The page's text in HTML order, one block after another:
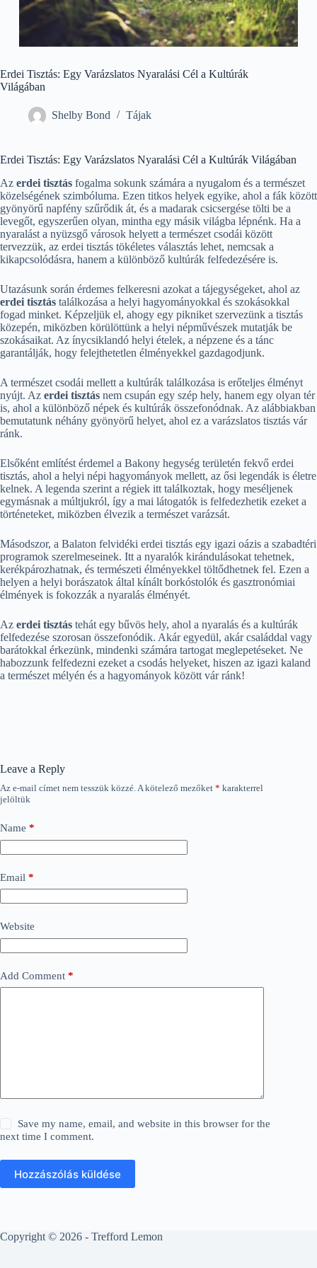
Erdei Tisztás: Egy Varázslatos Nyaralási Cél a Kultúrák
Világában
Shelby Bond Tájak
Erdei Tisztás: Egy Varázslatos Nyaralási Cél a Kultúrák Világában
Az erdei tisztás fogalma sokunk számára a nyugalom és a természet
közelségének szimbóluma. Ezen titkos helyek egyike, ahol a fák között
gyönyörű napfény szűrődik át, és a madarak csicsergése tölti be a
levegőt, egyszerűen olyan, mintha egy másik világba lépnénk. Ha a
nyaralást a nyüzsgő városok helyett a természet csodái között
tervezzük, az erdei tisztás tökéletes választás lehet, nemcsak a
kikapcsolódásra, hanem a különböző kultúrák felfedezésére is.
Utazásunk során érdemes felkeresni azokat a tájegységeket, ahol az
erdei tisztás találkozása a helyi hagyományokkal és szokásokkal
fogad minket. Képzeljük el, ahogy egy pikniket szervezünk a tisztás
közepén, miközben körülöttünk a helyi népművészek mutatják be
szokásaikat. Az ínycsiklandó helyi ételek, a népzene és a tánc
garantálják, hogy felejthetetlen élményekkel gazdagodjunk.
A természet csodái mellett a kultúrák találkozása is erőteljes élményt
nyújt. Az erdei tisztás nem csupán egy szép hely, hanem egy olyan tér
is, ahol a különböző népek és kultúrák összefonódnak. Az alábbiakban
bemutatunk néhány gyönyörű helyet, ahol ez a varázslatos tisztás vár
ránk.
Elsőként említést érdemel a Bakony hegység területén fekvő erdei
tisztás, ahol a helyi népi hagyományok mellett, az ősi legendák is életre
kelnek. A legenda szerint a régiek itt találkoztak, hogy meséljenek
egymásnak a múltjukról, így a mai látogatók is felfedezhetik ezeket a
történeteket, miközben élvezik a természet varázsát.
Másodszor, a Balaton felvidéki erdei tisztás egy igazi oázis a szabadtéri
programok szerelmeseinek. Itt a nyaralók kirándulásokat tehetnek,
kerékpározhatnak, és természeti élményekkel töltődhetnek fel. Ezen a
helyen a helyi borászatok által kínált borkóstolók és gasztronómiai
élmények is fokozzák a nyaralás élményét.
Az erdei tisztás tehát egy bűvös hely, ahol a nyaralás és a kultúrák
felfedezése szorosan összefonódik. Akár egyedül, akár családdal vagy
barátokkal érkezünk, mindenki számára tartogat meglepetéseket. Ne
habozzunk felfedezni ezeket a csodás helyeket, hiszen az igazi kaland
a természet mélyén és a hagyományok között vár ránk!
Leave a Reply
Az e-mail címet nem tesszük közzé.A kötelező mezőket * karakterrel
jelöltük
Name *
Email *
Website
Add Comment *
Save my name, email, and website in this browser for the
next time I comment.
Hozzászólás küldése
Copyright © 2026 - Trefford Lemon